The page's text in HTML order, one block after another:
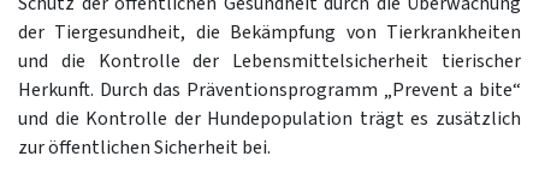
der Tiergesundheit, die Bekämpfung von Tierkrankheiten
und die Kontrolle der Lebensmittelsicherheit tierischer
Herkunft. Durch das Präventionsprogramm „Prevent a bite“
und die Kontrolle der Hundepopulation trägt es zusätzlich
zur öffentlichen Sicherheit bei.